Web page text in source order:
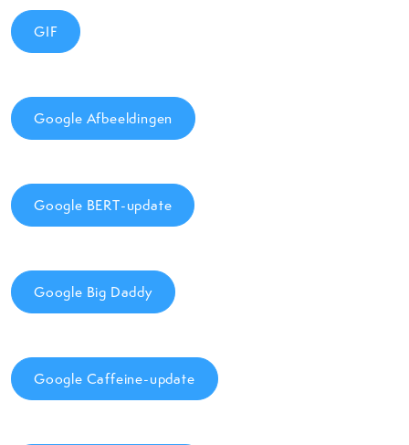
GIF
Google Afbeeldingen
Google BERT-update
Google Big Daddy
Google Caffeine-update